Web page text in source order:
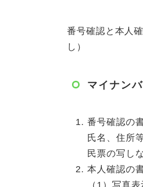
番号確認と本人
し）
マイナン
番号確認の
氏名、住所
民票の写し
本人確認の
（1）写真